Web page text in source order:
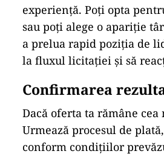
pas în plus devine calculat.
Observarea înainte
Chiar dacă intri pe o
ofertele, momentele în
participanții reacționează
îți oferă informații despre
potrivit pentru a intra în